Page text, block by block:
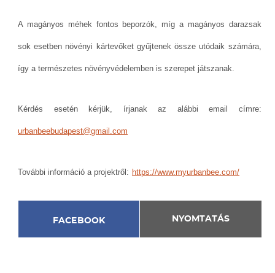
A magányos méhek fontos beporzók, míg a magányos darazsak
sok esetben növényi kártevőket gyűjtenek össze utódaik számára,
így a természetes növényvédelemben is szerepet játszanak.
Kérdés esetén kérjük, írjanak az alábbi email címre:
urbanbeebudapest@gmail.com
További információ a projektről: https://www.myurbanbee.com/
FACEBOOK NYOMTATÁS